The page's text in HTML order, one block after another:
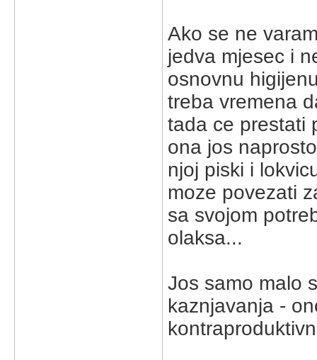
Ako se ne
jedva mjesec i
osnovnu
treba vremena
tada ce prestati
ona jos
njoj piski i
moze povezati
sa svojom
olaksa...
Jos samo malo
kaznjavanja -